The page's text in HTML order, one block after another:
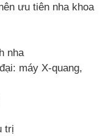
ưu tiên nha khoa
nha
máy X-quang,
trị